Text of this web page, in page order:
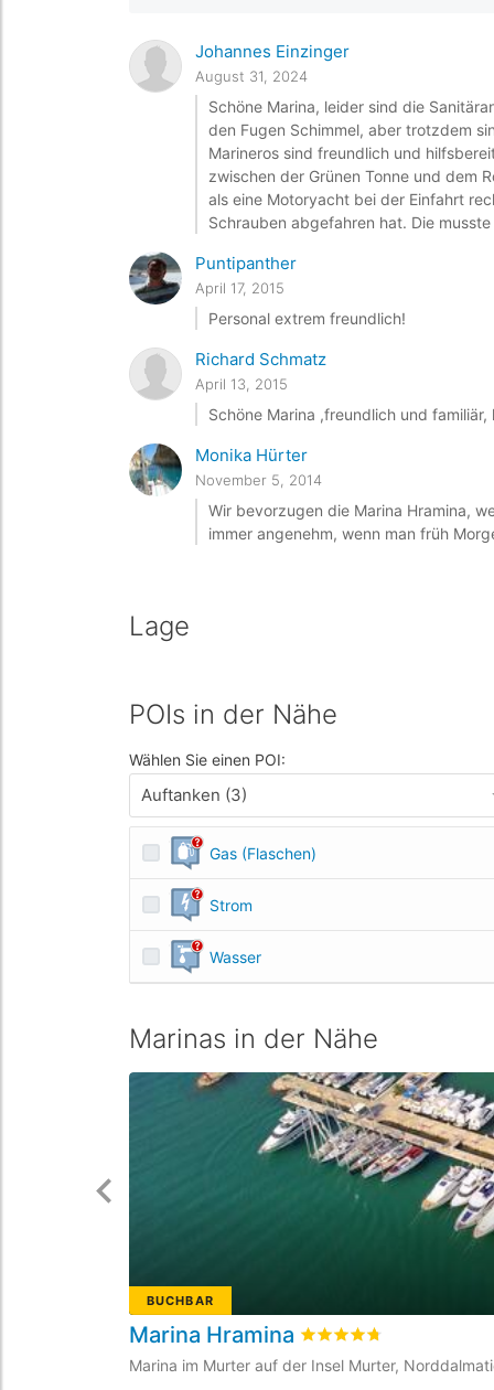
Johannes Einzinger
August 31, 2024
Schöne Marina, leider sind die
den Fugen Schimmel, aber trotzdem
Marineros sind freundlich und
zwischen der Grünen Tonne und dem
als eine Motoryacht bei der Einfahrt
Schrauben abgefahren hat. Die
Puntipanther
April 17, 2015
Personal extrem freundlich!
Richard Schmatz
April 13, 2015
Schöne Marina ,freundlich und
Monika Hürter
November 5, 2014
Wir bevorzugen die Marina Hramina,
immer angenehm, wenn man früh
Lage
POIs in der Nähe
Wählen Sie einen POI:
Auftanken (3)
Gas (Flaschen)
Strom
Wasser
Marinas in der Nähe
BUCHBAR
Marina Hramina bewertet4.7
Marina im Murter auf der Insel Murter,